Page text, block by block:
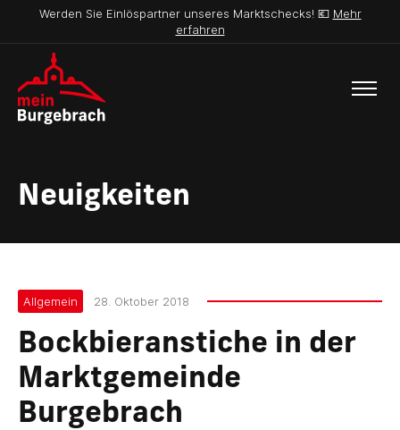
Werden Sie Einlöspartner unseres Marktschecks! 💶 Mehr
erfahren
Neuigkeiten
Allgemein 28. Oktober 2018
Bockbieranstiche in der
Marktgemeinde
Burgebrach